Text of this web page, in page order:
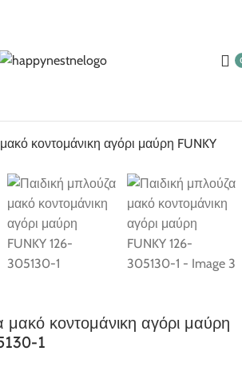
μακό κοντομάνικη αγόρι μαύρη
1
για πληρωμές με κάρτα!